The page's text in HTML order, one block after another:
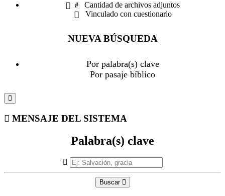
#
Cantidad de archivos adjuntos
Vinculado con cuestionario
NUEVA BÚSQUEDA
Por palabra(s) clave
Por pasaje bíblico
MENSAJE DEL SISTEMA
Palabra(s) clave
Buscar